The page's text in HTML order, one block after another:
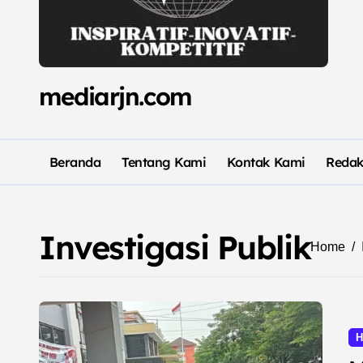
mediarjn.com
Beranda Tentang Kami Kontak Kami
Investigasi PublikHome